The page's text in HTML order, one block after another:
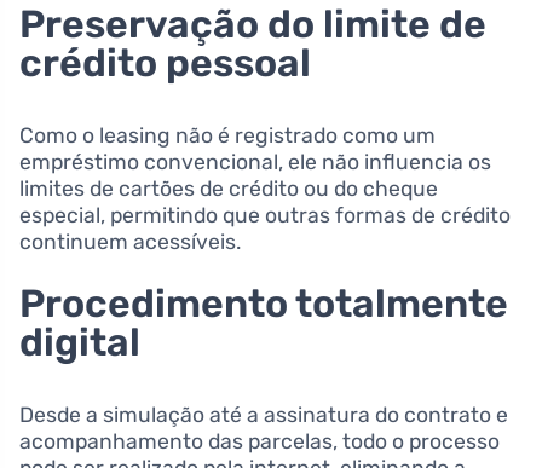
Preservação do limite de
crédito pessoal
Como o leasing não é registrado como um
empréstimo convencional, ele não influencia os
limites de cartões de crédito ou do cheque
especial, permitindo que outras formas de crédito
continuem acessíveis.
Procedimento totalmente
digital
Desde a simulação até a assinatura do contrato e
acompanhamento das parcelas, todo o processo